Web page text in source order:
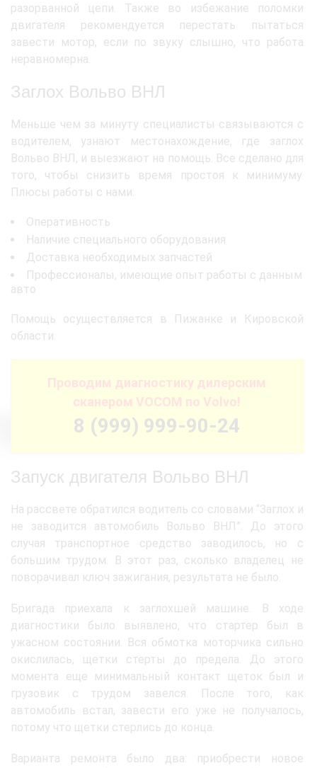
разорванной цепи. Также во избежание поломки
двигателя рекомендуется перестать пытаться
завести мотор, если по звуку слышно, что работа
неравномерна.
Заглох Вольво ВНЛ
Меньше чем за минуту специалисты связываются с
водителем, узнают местонахождение, где заглох
Вольво ВНЛ, и выезжают на помощь. Все сделано для
того, чтобы снизить время простоя к минимуму.
Плюсы работы с нами:
Оперативность
Наличие специального оборудования
Доставка необходимых запчастей
Профессионалы, имеющие опыт работы с данным
авто
Помощь осуществляется в Пижанке и Кировской
области.
Проводим диагностику дилерским
сканером VOCOM по Volvo!
8 (999) 999-90-24
Запуск двигателя Вольво ВНЛ
На рассвете обратился водитель со словами “Заглох и
не заводится автомобиль Вольво ВНЛ”. До этого
случая транспортное средство заводилось, но с
большим трудом. В этот раз, сколько владелец не
поворачивал ключ зажигания, результата не было.
Бригада приехала к заглохшей машине. В ходе
диагностики было выявлено, что стартер был в
ужасном состоянии. Вся обмотка моторчика сильно
окислилась, щетки стерты до предела. До этого
момента еще минимальный контакт щеток был и
грузовик с трудом завелся. После того, как
автомобиль встал, завести его уже не получалось,
потому что щетки стерлись до конца.
Варианта ремонта было два: приобрести новое